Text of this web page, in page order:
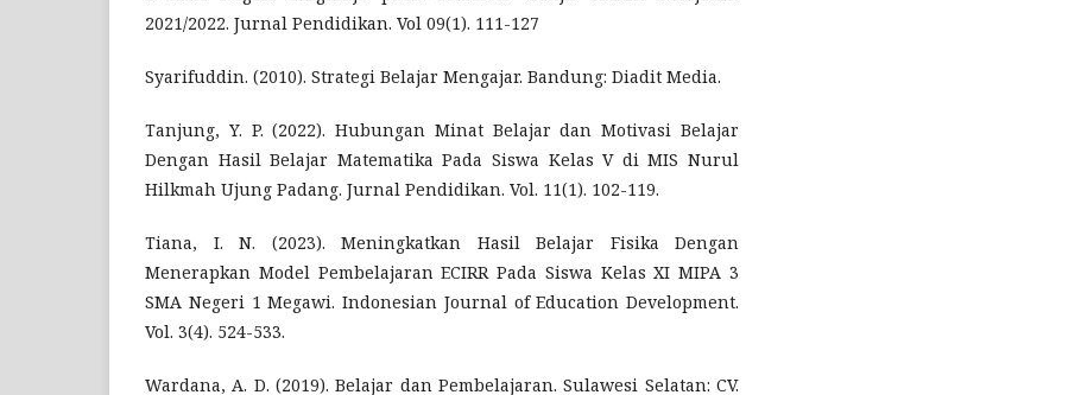
2021/2022. Jurnal Pendidikan. Vol 09(1). 111-127
Syarifuddin. (2010). Strategi Belajar Mengajar. Bandung: Diadit Media.
Tanjung, Y. P. (2022). Hubungan Minat Belajar dan Motivasi Belajar
Dengan Hasil Belajar Matematika Pada Siswa Kelas V di MIS Nurul
Hilkmah Ujung Padang. Jurnal Pendidikan. Vol. 11(1). 102-119.
Tiana, I. N. (2023). Meningkatkan Hasil Belajar Fisika Dengan
Menerapkan Model Pembelajaran ECIRR Pada Siswa Kelas XI MIPA 3
SMA Negeri 1 Megawi. Indonesian Journal of Education Development.
Vol. 3(4). 524-533.
Wardana, A. D. (2019). Belajar dan Pembelajaran. Sulawesi Selatan: CV.